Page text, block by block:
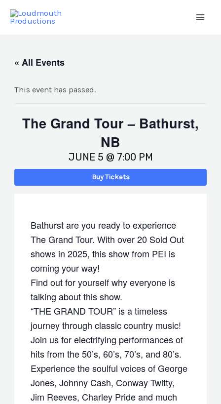
« All Events
This event has passed.
The Grand Tour – Bathurst,
NB
JUNE 5 @ 7:00 PM
Buy Tickets
Bathurst are you ready to experience
The Grand Tour. With over 20 Sold Out
shows in 2025, this show from PEI is
coming your way!
Find out for yourself why everyone is
talking about this show.
“THE GRAND TOUR” is a timeless
journey through classic country music!
Join us for electrifying performances of
hits from the 50’s, 60’s, 70’s, and 80’s.
Experience the soulful voices of George
Jones, Johnny Cash, Conway Twitty,
Jim Reeves, Charley Pride and much